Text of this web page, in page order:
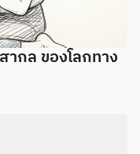
กล ของโลกทาง